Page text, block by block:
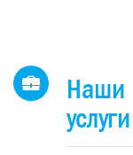
Наши
услуги